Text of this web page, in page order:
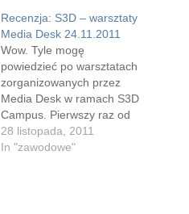
Recenzja: S3D – warsztaty
Media Desk 24.11.2011
Wow. Tyle mogę
powiedzieć po warsztatach
zorganizowanych przez
Media Desk w ramach S3D
Campus. Pierwszy raz od
dawna miałem okazję
uczestniczyć w szkoleniu
28 listopada, 2011
In "zawodowe"